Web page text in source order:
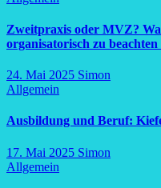
Zweitpraxis oder MVZ?
organisatorisch zu beachten
24. Mai 2025 Simon
Allgemein
Ausbildung und Beruf:
17. Mai 2025 Simon
Allgemein